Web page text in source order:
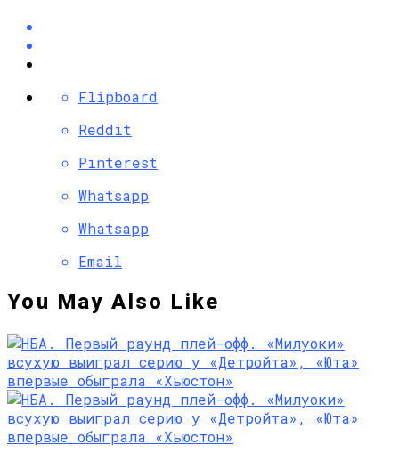
Flipboard
Reddit
Pinterest
Whatsapp
Whatsapp
Email
You May Also Like